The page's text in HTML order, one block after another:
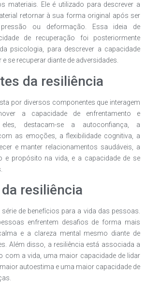
materiais. Ele é utilizado para descrever a
retornar à sua forma original após ser
ou deformação. Essa ideia de
de recuperação foi posteriormente
psicologia, para descrever a capacidade
se recuperar diante de adversidades.
da resiliência
por diversos componentes que interagem
a capacidade de enfrentamento e
eles, destacam-se a autoconfiança, a
as emoções, a flexibilidade cognitiva, a
e manter relacionamentos saudáveis, a
e propósito na vida, e a capacidade de se
resiliência
de benefícios para a vida das pessoas.
enfrentem desafios de forma mais
e a clareza mental mesmo diante de
Além disso, a resiliência está associada a
com a vida, uma maior capacidade de lidar
autoestima e uma maior capacidade de